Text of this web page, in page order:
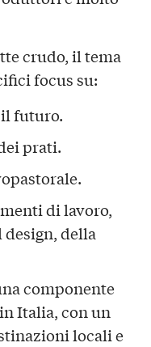
crudo, il tema
focus su:
futuro.
prati.
di lavoro,
design, della
componente
Italia, con un
locali e